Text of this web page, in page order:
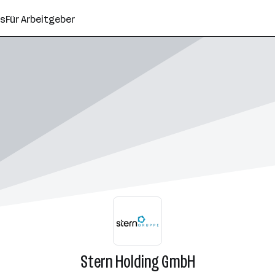
Für Arbeitgeber
Stern Holding GmbH